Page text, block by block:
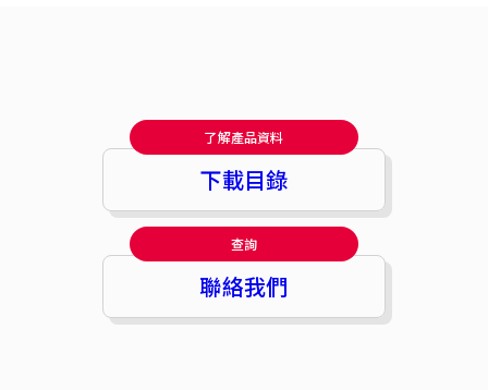
了解產品資料
下載目錄
查詢
聯絡我們